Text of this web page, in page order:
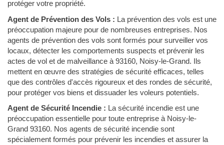
protéger votre propriété.
Agent de Prévention des Vols : La prévention des vols est une
préoccupation majeure pour de nombreuses entreprises. Nos
agents de prévention des vols sont formés pour surveiller vos
locaux, détecter les comportements suspects et prévenir les
actes de vol et de malveillance à 93160, Noisy-le-Grand. Ils
mettent en œuvre des stratégies de sécurité efficaces, telles
que des contrôles d'accès rigoureux et des rondes de sécurité,
pour protéger vos biens et dissuader les voleurs potentiels.
Agent de Sécurité Incendie : La sécurité incendie est une
préoccupation essentielle pour toute entreprise à Noisy-le-
Grand 93160. Nos agents de sécurité incendie sont
spécialement formés pour prévenir les incendies et assurer la